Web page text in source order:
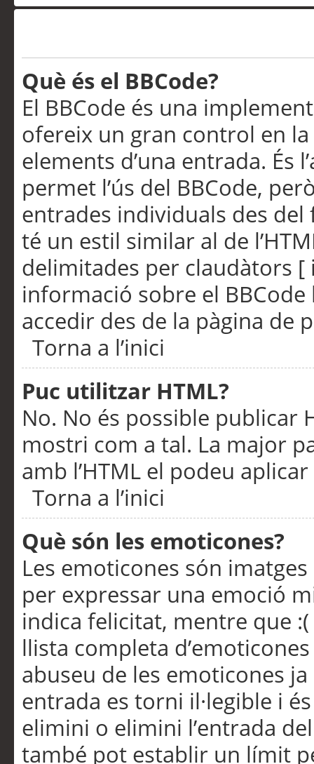
Què és el BBCode?
El BBCode és una
ofereix un gran control en
elements d’una entrada. És
permet l’ús del BBCode,
entrades individuals des
té un estil similar al de
delimitades per claudàtors [
informació sobre el
accedir des de la pàgina de
Torna a l’inici
Puc utilitzar HTML?
No. No és possible publicar
mostri com a tal. La major
amb l’HTML el podeu
Torna a l’inici
Què són les emoticones?
Les emoticones són
per expressar una emoció
indica felicitat, mentre que
llista completa
abuseu de les emoticones
entrada es torni il·legible i
elimini o elimini l’entrada
també pot establir un límit